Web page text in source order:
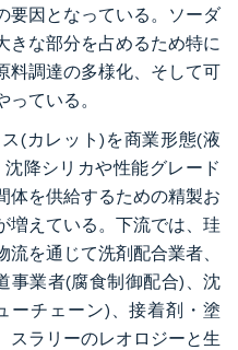
要因となっている。ソーダ
きな部分を占めるため特に
料調達の多様化、そして可
ている。
(カレット)を商業形態(液
降シリカや性能グレード
体を供給するための精製お
増えている。下流では、珪
を通じて洗剤配合業者、
事業者(腐食制御配合)、沈
ーチェーン)、接着剤・塗
スラリーのレオロジーと生